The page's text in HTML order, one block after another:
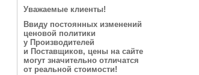
Уважаемые клиенты!
Ввиду постоянных изменений
ценовой политики
у Производителей
и Поставщиков, цены на сайте
могут значительно отличатся
от реальной стоимости!